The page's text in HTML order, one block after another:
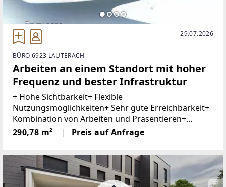
29.07.2026
BÜRO 6923 LAUTERACH
Arbeiten an einem Standort mit hoher
Frequenz und bester Infrastruktur
+ Hohe Sichtbarkeit+ Flexible
Nutzungsmöglichkeiten+ Sehr gute Erreichbarkeit+
Kombination von Arbeiten und Präsentieren+
Barrierefrei+ Ausreichend Besucherparkplätze+
Tiefgaragenplatz optionalIn hoch frequentierter
290,78 m² Preis auf Anfrage